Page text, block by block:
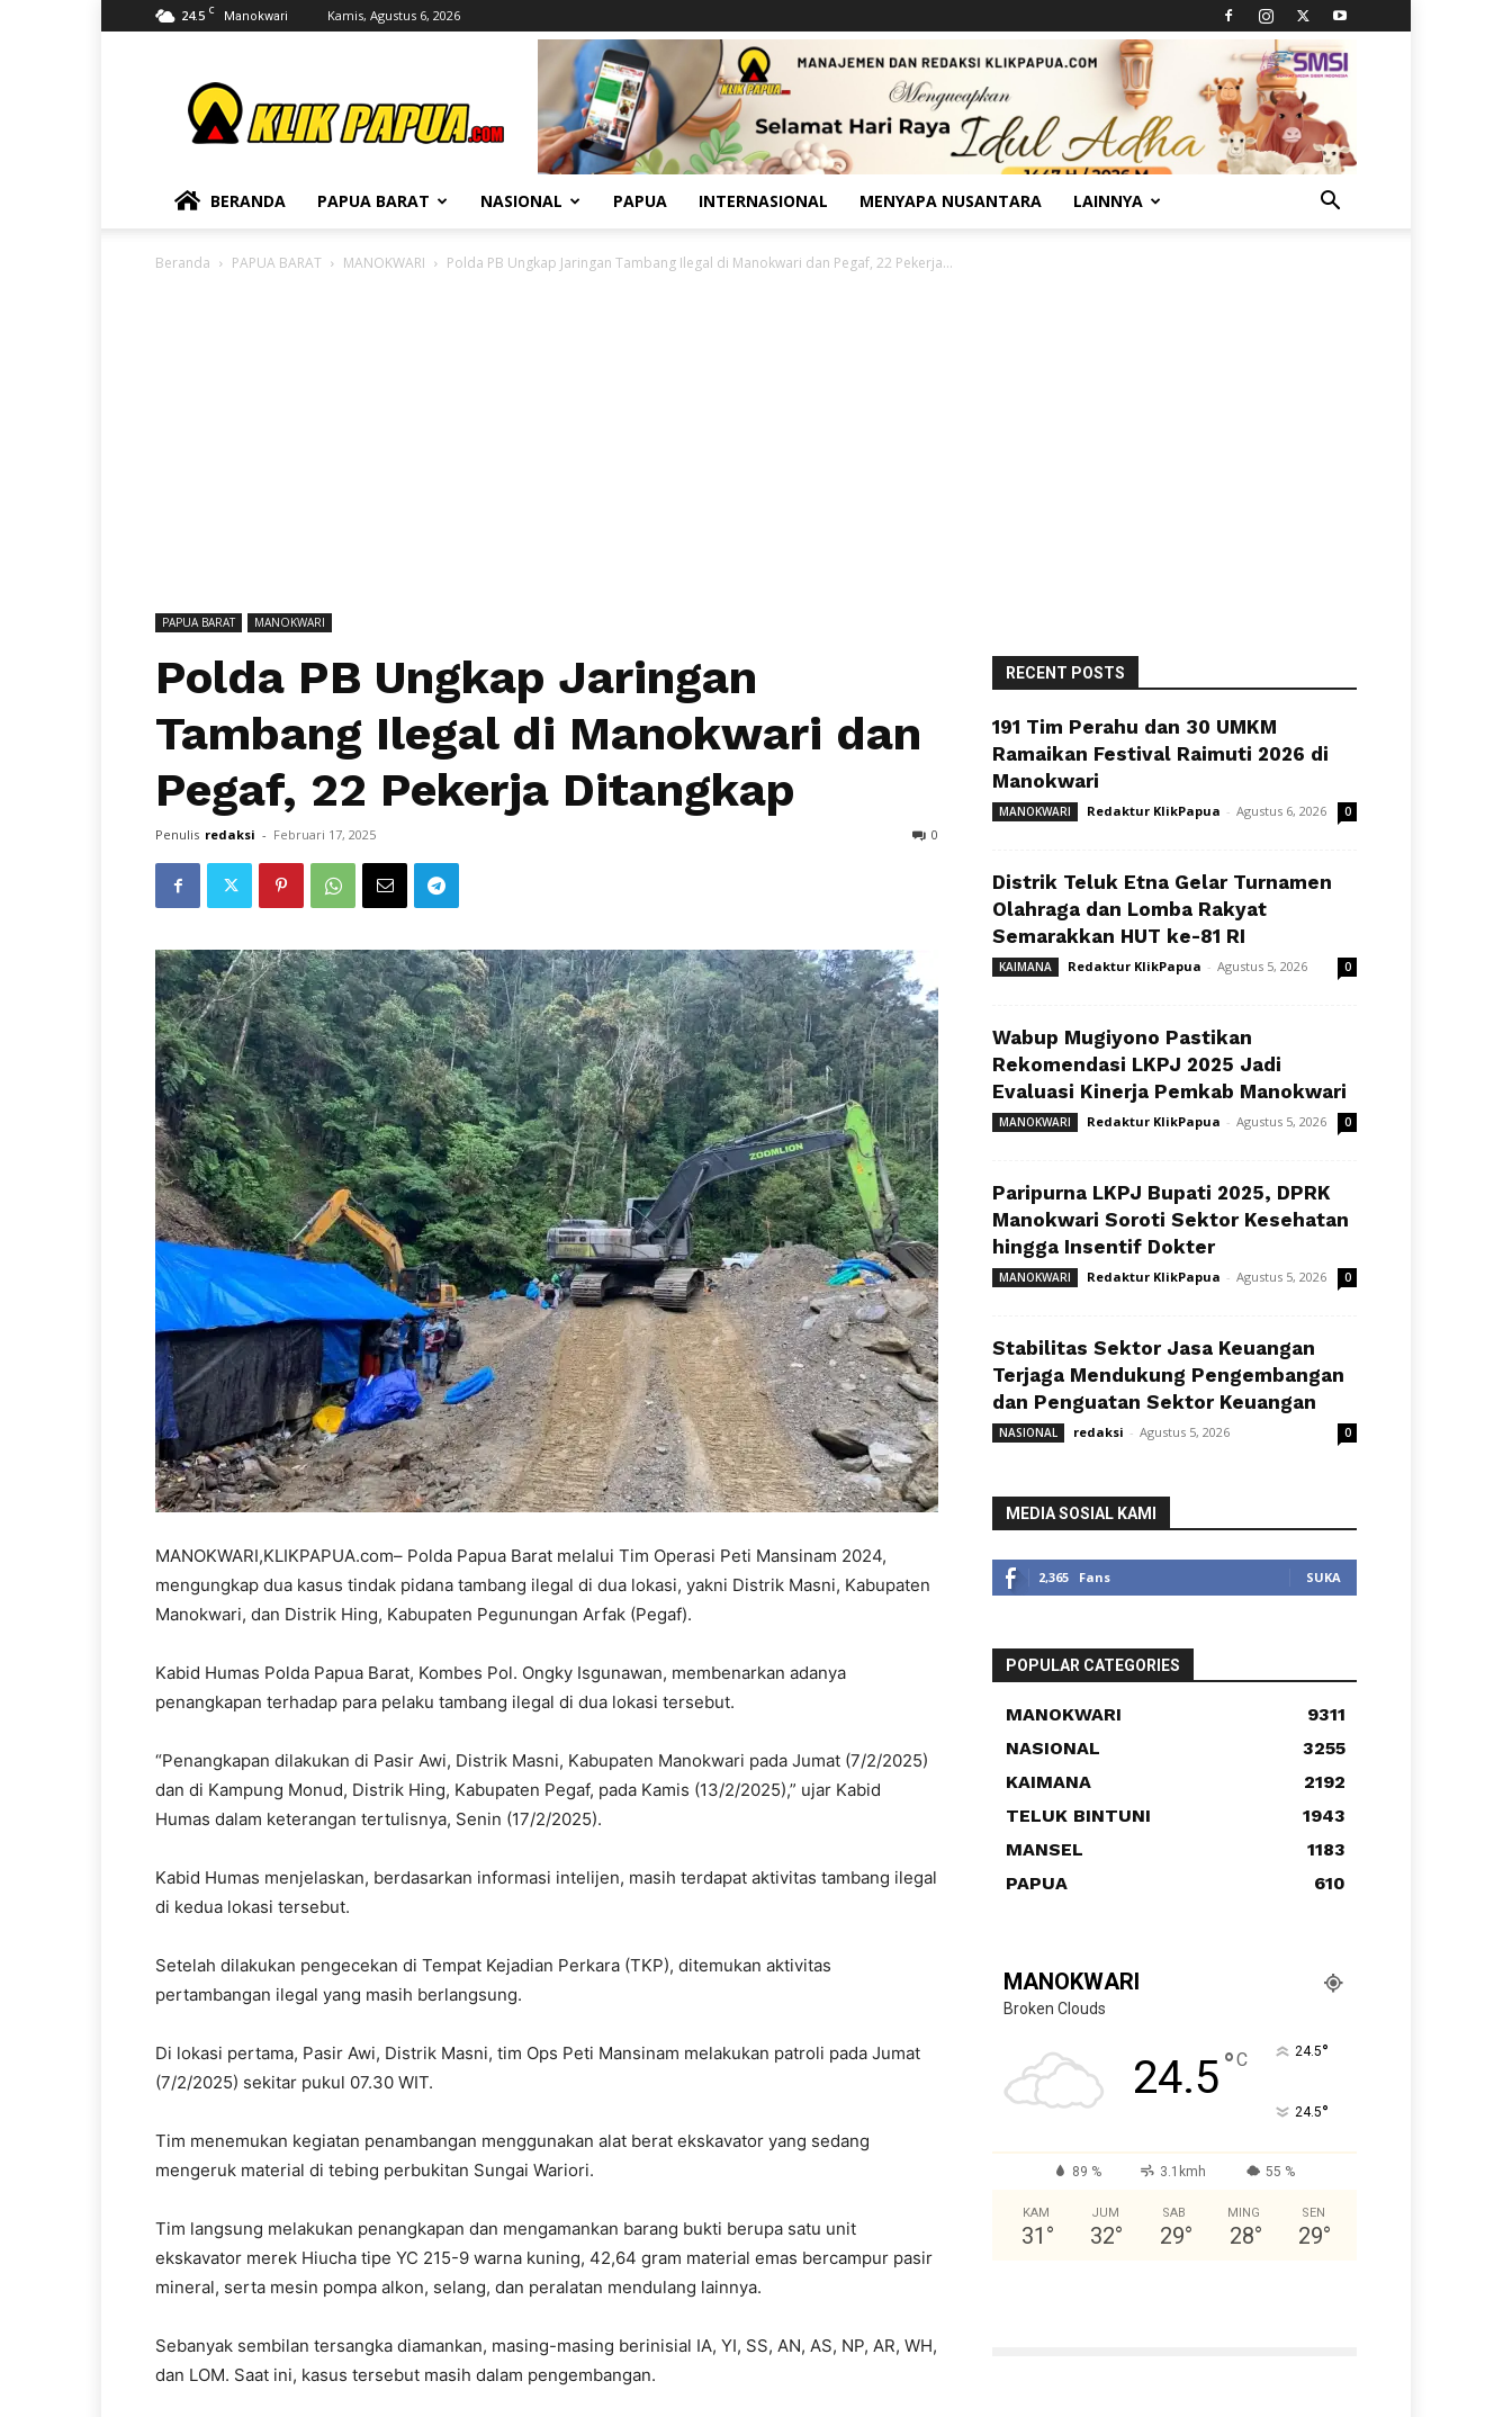
24.5 C Manokwari Kamis, Agustus 6, 2026
BERANDA PAPUA BARAT NASIONAL PAPUA INTERNASIONAL MENYAPA NUSANTARA LAINNYA
Beranda PAPUA BARAT MANOKWARI Polda PB Ungkap Jaringan Tambang Ilegal di Manokwari dan Pegaf, 22 Pekerja...
PAPUA BARAT MANOKWARI
Polda PB Ungkap Jaringan
Tambang Ilegal di Manokwari dan
Pegaf, 22 Pekerja Ditangkap
Penulis redaksi - Februari 17, 2025 0
MANOKWARI,KLIKPAPUA.com– Polda Papua Barat melalui Tim Operasi Peti Mansinam 2024,
mengungkap dua kasus tindak pidana tambang ilegal di dua lokasi, yakni Distrik Masni, Kabupaten
Manokwari, dan Distrik Hing, Kabupaten Pegunungan Arfak (Pegaf).
Kabid Humas Polda Papua Barat, Kombes Pol. Ongky Isgunawan, membenarkan adanya
penangkapan terhadap para pelaku tambang ilegal di dua lokasi tersebut.
“Penangkapan dilakukan di Pasir Awi, Distrik Masni, Kabupaten Manokwari pada Jumat (7/2/2025)
dan di Kampung Monud, Distrik Hing, Kabupaten Pegaf, pada Kamis (13/2/2025),” ujar Kabid
Humas dalam keterangan tertulisnya, Senin (17/2/2025).
Kabid Humas menjelaskan, berdasarkan informasi intelijen, masih terdapat aktivitas tambang ilegal
di kedua lokasi tersebut.
Setelah dilakukan pengecekan di Tempat Kejadian Perkara (TKP), ditemukan aktivitas
pertambangan ilegal yang masih berlangsung.
Di lokasi pertama, Pasir Awi, Distrik Masni, tim Ops Peti Mansinam melakukan patroli pada Jumat
(7/2/2025) sekitar pukul 07.30 WIT.
Tim menemukan kegiatan penambangan menggunakan alat berat ekskavator yang sedang
mengeruk material di tebing perbukitan Sungai Wariori.
Tim langsung melakukan penangkapan dan mengamankan barang bukti berupa satu unit
ekskavator merek Hiucha tipe YC 215-9 warna kuning, 42,64 gram material emas bercampur pasir
mineral, serta mesin pompa alkon, selang, dan peralatan mendulang lainnya.
Sebanyak sembilan tersangka diamankan, masing-masing berinisial IA, YI, SS, AN, AS, NP, AR, WH,
dan LOM. Saat ini, kasus tersebut masih dalam pengembangan.
RECENT POSTS
191 Tim Perahu dan 30 UMKM
Ramaikan Festival Raimuti 2026 di
Manokwari
MANOKWARI Redaktur KlikPapua - Agustus 6, 2026 0
Distrik Teluk Etna Gelar Turnamen
Olahraga dan Lomba Rakyat
Semarakkan HUT ke-81 RI
KAIMANA Redaktur KlikPapua - Agustus 5, 2026 0
Wabup Mugiyono Pastikan
Rekomendasi LKPJ 2025 Jadi
Evaluasi Kinerja Pemkab Manokwari
MANOKWARI Redaktur KlikPapua - Agustus 5, 2026 0
Paripurna LKPJ Bupati 2025, DPRK
Manokwari Soroti Sektor Kesehatan
hingga Insentif Dokter
MANOKWARI Redaktur KlikPapua - Agustus 5, 2026 0
Stabilitas Sektor Jasa Keuangan
Terjaga Mendukung Pengembangan
dan Penguatan Sektor Keuangan
NASIONAL redaksi - Agustus 5, 2026 0
MEDIA SOSIAL KAMI
2,365 Fans SUKA
POPULAR CATEGORIES
MANOKWARI
9311
NASIONAL
3255
KAIMANA
2192
TELUK BINTUNI
1943
MANSEL
1183
PAPUA
610
MANOKWARI
Broken Clouds
24.5°C 24.5°
24.5°
89 % 3.1kmh 55 %
KAM
31 °
JUM
32°
SAB
29°
MING
28°
SEN
29°